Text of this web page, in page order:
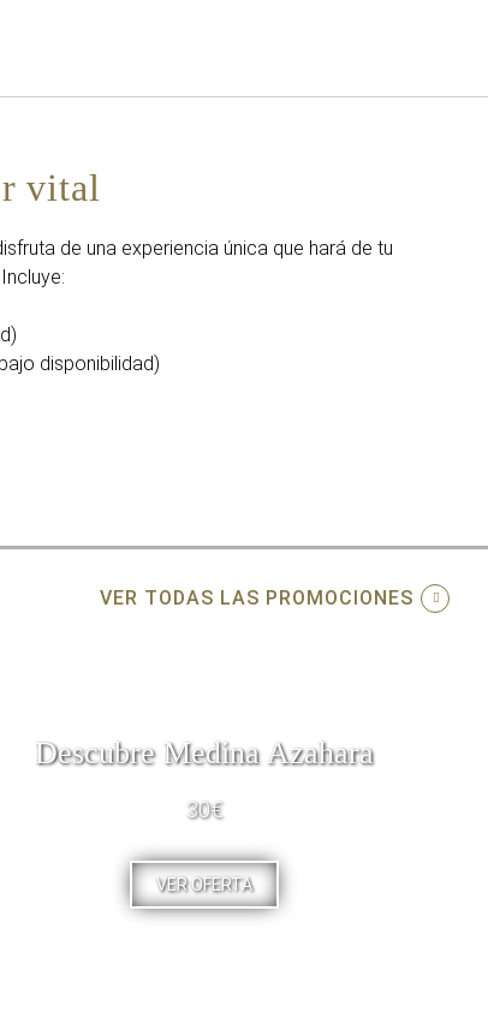
vital
de una experiencia única que hará de tu
disponibilidad)
VER TODAS LAS PROMOCIONES
Descubre Medina Azahara
30€
VER OFERTA